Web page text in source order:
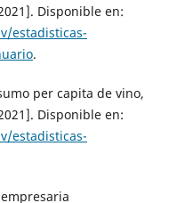
Disponible en:
estadisticas-
.
per capita de vino,
Disponible en:
estadisticas-